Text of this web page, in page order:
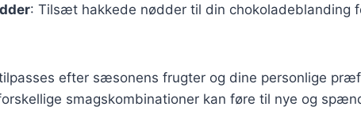
: Tilsæt hakkede nødder til din chokoladeblanding
efter sæsonens frugter og dine personlige
smagskombinationer kan føre til nye og